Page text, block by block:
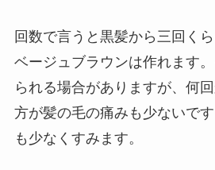
回数で言うと黒髪から三回く
ベージュブラウンは作れます
られる場合がありますが、何
方が髪の毛の痛みも少ないで
も少なくすみます。